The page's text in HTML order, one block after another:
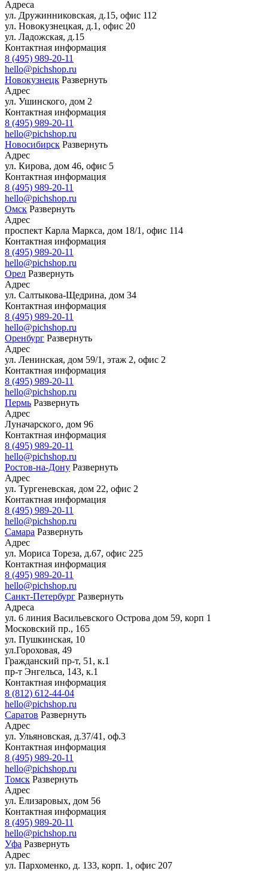
Адреса
ул. Дружинниковская, д.15, офис 112
ул. Новокузнецкая, д.1, офис 20
ул. Ладожская, д.15
Контактная информация
8 (495) 989-20-11
hello@pichshop.ru
Новокузнецк Развернуть
Адрес
ул. Ушинского, дом 2
Контактная информация
8 (495) 989-20-11
hello@pichshop.ru
Новосибирск Развернуть
Адрес
ул. Кирова, дом 46, офис 5
Контактная информация
8 (495) 989-20-11
hello@pichshop.ru
Омск Развернуть
Адрес
проспект Карла Маркса, дом 18/1, офис 114
Контактная информация
8 (495) 989-20-11
hello@pichshop.ru
Орел Развернуть
Адрес
ул. Салтыкова-Щедрина, дом 34
Контактная информация
8 (495) 989-20-11
hello@pichshop.ru
Оренбург Развернуть
Адрес
ул. Ленинская, дом 59/1, этаж 2, офис 2
Контактная информация
8 (495) 989-20-11
hello@pichshop.ru
Пермь Развернуть
Адрес
Луначарского, дом 96
Контактная информация
8 (495) 989-20-11
hello@pichshop.ru
Ростов-на-Дону Развернуть
Адрес
ул. Тургеневская, дом 22, офис 2
Контактная информация
8 (495) 989-20-11
hello@pichshop.ru
Самара Развернуть
Адрес
ул. Мориса Тореза, д.67, офис 225
Контактная информация
8 (495) 989-20-11
hello@pichshop.ru
Санкт-Петербург Развернуть
Адреса
ул. 6 линия Васильевского Острова дом 59, корп 1
Московский пр., 165
ул. Пушкинская, 10
ул.Гороховая, 49
Гражданский пр-т, 51, к.1
пр-т Энгельса, 143, к.1
Контактная информация
8 (812) 612-44-04
hello@pichshop.ru
Саратов Развернуть
Адрес
ул. Ульяновская, д.37/41, оф.3
Контактная информация
8 (495) 989-20-11
hello@pichshop.ru
Томск Развернуть
Адрес
ул. Елизаровых, дом 56
Контактная информация
8 (495) 989-20-11
hello@pichshop.ru
Уфа Развернуть
Адрес
ул. Пархоменко, д. 133, корп. 1, офис 207